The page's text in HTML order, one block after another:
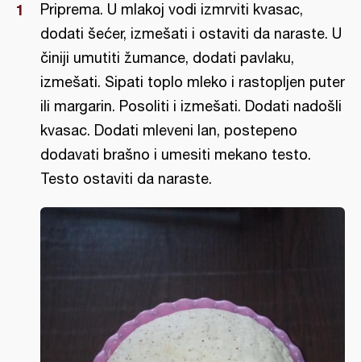
Priprema. U mlakoj vodi izmrviti kvasac,
dodati šećer, izmešati i ostaviti da naraste. U
činiji umutiti žumance, dodati pavlaku,
izmešati. Sipati toplo mleko i rastopljen puter
ili margarin. Posoliti i izmešati. Dodati nadošli
kvasac. Dodati mleveni lan, postepeno
dodavati brašno i umesiti mekano testo.
Testo ostaviti da naraste.